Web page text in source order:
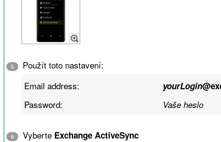
5
Použít toto nastavení:
Email address:
yourLogin
Password: Vaše heslo
6 Vyberte Exchange ActiveSync